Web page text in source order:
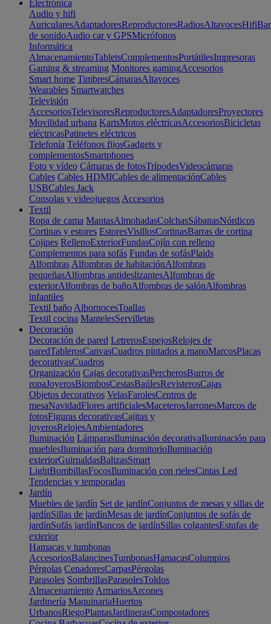
Electrónica
Audio y hifi
AuricularesAdaptadoresReproductoresRadiosAltavocesHifi
de sonidoAudio car y GPSMicrófonos
Informática
AlmacenamientoTabletsComplementosPortátilesImpresoras
Gaming & streaming Monitores gamingAccesorios
Smart home TimbresCámarasAltavoces
Wearables Smartwatches
Televisión
AccesoriosTelevisoresReproductoresAdaptadoresProyectores
Movilidad urbana KartsMotos eléctricasAccesoriosBicicletas
eléctricasPatinetes eléctricos
Telefonía Teléfonos fijosGadgets y
complementosSmartphones
Foto y vídeo Cámaras de fotosTrípodesVideocámaras
Cables Cables HDMICables de alimentaciónCables
USBCables Jack
Consolas y videojuegos Accesorios
Textil
Ropa de cama MantasAlmohadasColchasSábanasNórdicos
Cortinas y estores EstoresVisillosCortinasBarras de cortina
Cojines RellenoExteriorFundasCojín con relleno
Complementos para sofás Fundas de sofásPlaids
Alfombras Alfombras de habitaciónAlfombras
pequeñasAlfombras antideslizantesAlfombras de
exteriorAlfombras de bañoAlfombras de salónAlfombras
infantiles
Textil baño AlbornocesToallas
Textil cocina MantelesServilletas
Decoración
Decoración de pared LetrerosEspejosRelojes de
paredTablerosCanvasCuadros pintados a manoMarcosPlacas
decorativasCuadros
Organización Cajas decorativasPercherosBurros de
ropaJoyerosBiombosCestasBaúlesRevisterosCajas
Objetos decorativos VelasFarolesCentros de
mesaNavidadFlores artificialesMaceterosJarronesMarcos de
fotosFiguras decorativasCajitas y
joyerosRelojesAmbientadores
Iluminación LámparasIluminación decorativaIluminación para
mueblesIluminación para dormitorioIluminación
exteriorGuirnaldasBalizasSmart
LightBombillasFocosIluminación con rielesCintas Led
Tendencias y temporadas
Jardín
Muebles de jardín Set de jardínConjuntos de mesas y sillas de
jardínSillas de jardínMesas de jardínConjuntos de sofás de
jardínSofás jardínBancos de jardínSillas colgantesEstufas de
exterior
Hamacas y tumbonas
AccesoriosBalancinesTumbonasHamacasColumpios
Pérgolas CenadoresCarpasPérgolas
Parasoles SombrillasParasolesToldos
Almacenamiento ArmariosArcones
Jardinería MaquinariaHuertos
UrbanosRiegoPlantasJardinerasCompostadores